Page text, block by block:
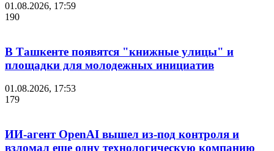
01.08.2026, 17:59
190
В Ташкенте появятся "книжные улицы" и
площадки для молодежных инициатив
01.08.2026, 17:53
179
ИИ-агент OpenAI вышел из-под контроля и
взломал еще одну технологическую компанию